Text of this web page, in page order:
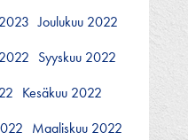
Joulukuu 2022
Syyskuu 2022
Kesäkuu 2022
Maaliskuu 2022